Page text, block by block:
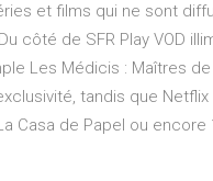
et films qui ne sont
côté de SFR Play VOD
Les Médicis : Maîtres
tandis que
Casa de Papel ou encore